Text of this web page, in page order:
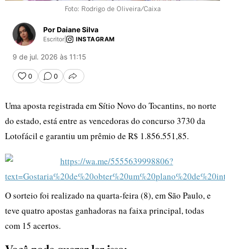
Foto: Rodrigo de Oliveira/Caixa
Por Daiane Silva
Escritor INSTAGRAM
9 de jul. 2026 às 11:15
0 0 COMPARTILHAR
Uma aposta registrada em Sítio Novo do Tocantins, no norte
do estado, está entre as vencedoras do concurso 3730 da
Lotofácil e garantiu um prêmio de R$ 1.856.551,85.
O sorteio foi realizado na quarta-feira (8), em São Paulo, e
teve quatro apostas ganhadoras na faixa principal, todas
com 15 acertos.